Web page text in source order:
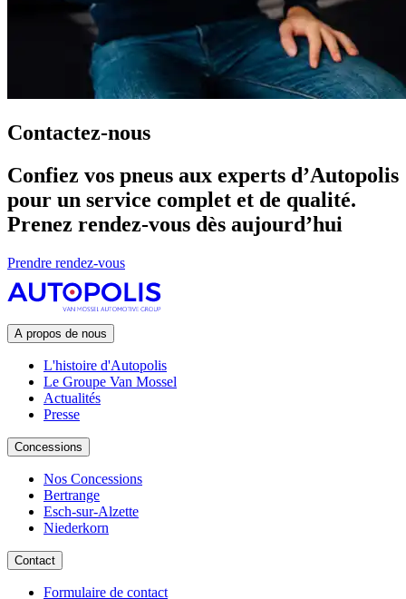
Contactez-nous
Confiez vos pneus aux experts d’Autopolis
pour un service complet et de qualité.
Prenez rendez-vous dès aujourd’hui
Prendre rendez-vous
A propos de nous
L'histoire d'Autopolis
Le Groupe Van Mossel
Actualités
Presse
Concessions
Nos Concessions
Bertrange
Esch-sur-Alzette
Niederkorn
Contact
Formulaire de contact